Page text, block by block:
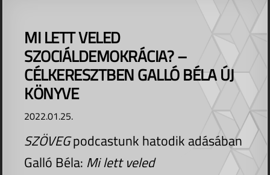
MI LETT VELED
SZOCIÁLDEMOKRÁCIA? –
CÉLKERESZTBEN GALLÓ BÉLA ÚJ
KÖNYVE
2022.01.25.
SZÖVEGpodcastunk hatodik adásában
Galló Béla: Mi lett veled